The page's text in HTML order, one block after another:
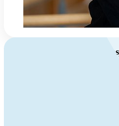
Har du spørsmål om